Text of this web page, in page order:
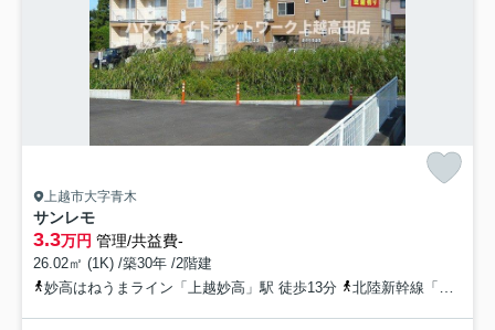
上越市大字青木
サンレモ
3.3万円 管理/共益費-
26.02㎡ (1K) /築30年 /2階建
妙高はねうまライン「上越妙高」駅 徒歩13分
北陸新幹線「上越妙高」駅 徒歩13分